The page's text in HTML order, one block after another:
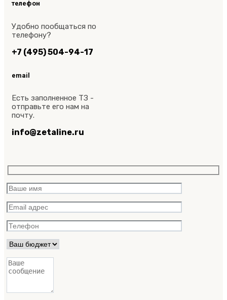
телефон
Удобно пообщаться по
телефону?
+7 (495) 504-94-17
email
Есть заполненное ТЗ -
отправьте его нам на
почту.
info@zetaline.ru